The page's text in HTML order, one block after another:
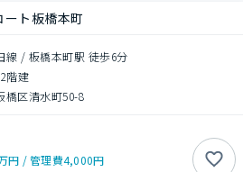
ト板橋本町
線 / 板橋本町駅 徒歩6分
2階建
橋区清水町50-8
円 /管理費4,000円